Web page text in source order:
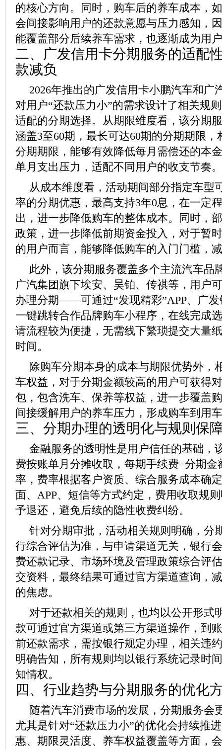
的核心方向。同时，购车后的养车成本，
会间接影响用户的还款意愿与压力感知，
能覆盖部分后续养车需求，也逐渐成为用
二、广发信用卡分期服务的适配
款减负
2026年推出的广发信用卡小鹏汽车和广
对用户“还款压力小”的需求设计了相关规
适配的分期选择。从期限维度看，该分期
涵盖3至60期，最长可达60期的分期期限
分期期限，能够有效降低每月需偿还的本
单月支出压力，适配不同用户的收支节奏。
从成本维度看，活动期间部分指定车型
率的分期优惠，最高支持3年0息，在一定
出，进一步降低购车的整体成本。同时，
政策，进一步降低前期资金投入，对于暂
的用户而言，能够降低购车的入门门槛，
此外，该分期服务覆盖多个主流汽车品
广汽集团旗下埃安、昊铂、传祺等，用户
办理分期——可通过“发现精彩”APP、广发
一键跳转合作品牌购车小程序，在线完成
请流程较为便捷，无需线下繁琐提交大量
时间。
除购车分期本身的成本与期限优势外，
车权益，对于分期金额较高的用户可获得
包，包含洗车、保养等权益，进一步覆盖
间接缓解用户的养车压力，形成购车到用
三、分期办理的透明化与规则保
金融服务的透明性是用户信任的基础，
费按账单月分摊收取，每期手续费=分期金
率，费率根据客户资质、综合服务成本确
面、APP、短信等方式约定，费用收取规
予退还，避免后续的隐性收费纠纷。
针对分期审批，活动相关规则明确，分
行综合评估为准，与申请渠道无关，银行
费还款记录、市场环境及管理政策综合评
交资料，最终结果可通过官方渠道查询，
的焦虑。
对于还款相关的规则，也均以公开形式
款可通过官方渠道或第三方渠道操作，到
前还款需求，需按银行规定办理，相关违
明确告知，所有规则均以银行系统记录时
知情权。
四、行业趋势与分期服务的优化
随着汽车消费市场的发展，分期服务会
尤其是针对“还款压力小”的优化会持续推
惠、期限灵活度、养车权益覆盖等方面，